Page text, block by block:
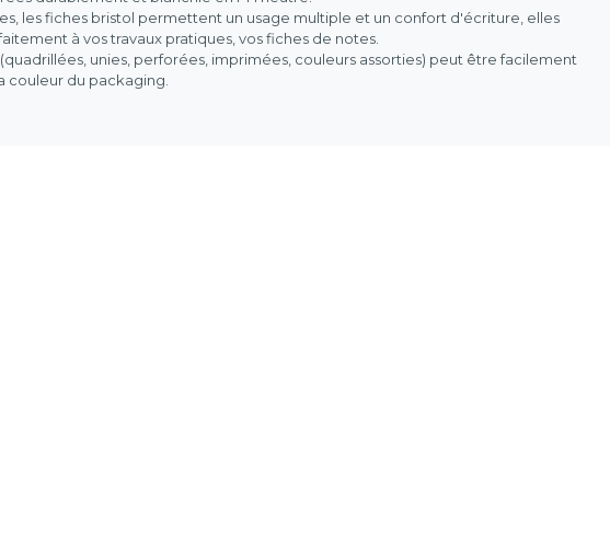
les fiches bristol permettent un usage multiple et un confort d'écriture, elles
à vos travaux pratiques, vos fiches de notes.
unies, perforées, imprimées, couleurs assorties) peut être facilement
couleur du packaging.